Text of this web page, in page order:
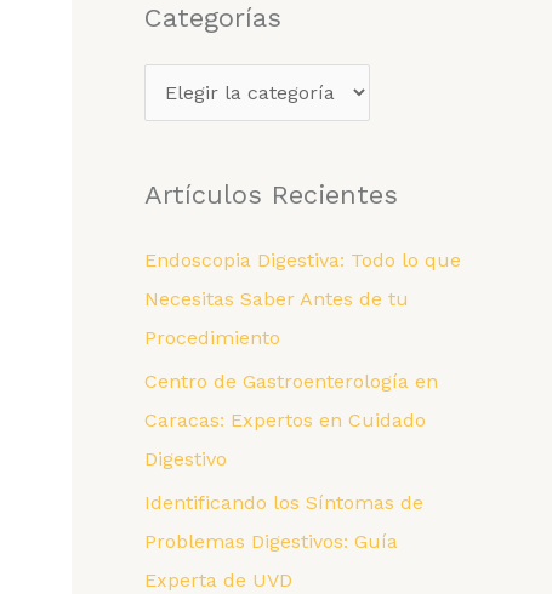
Categorías
a
e
a
s
Artículos Recientes
Endoscopia Digestiva: Todo lo que
Necesitas Saber Antes de tu
Procedimiento
Centro de Gastroenterología en
Caracas: Expertos en Cuidado
Digestivo
Identificando los Síntomas de
Problemas Digestivos: Guía
Experta de UVD